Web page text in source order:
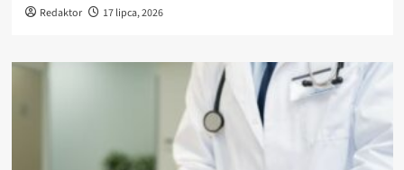
Redaktor 17 lipca, 2026